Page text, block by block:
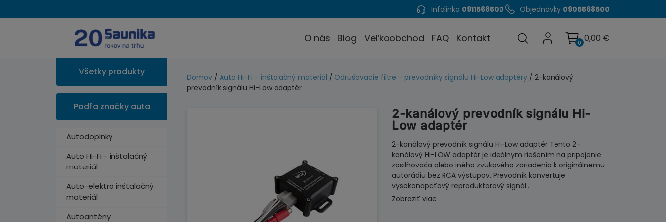
Infolinka 0911568500 Objednávky 0905568500
O nás Blog Veľkoobchod FAQ Kontakt 0 0,00 €
Všetky produkty
Podľa značky auta
Autodoplnky
Auto Hi-Fi - inštalačný
materiál
Auto-elektro inštalačný
materiál
Autoantény
Domov /Auto Hi-Fi - inštalačný materiál / Odrušovacie filtre - prevodníky signálu Hi-Low adaptéry / 2-kanálový
prevodník signálu Hi-Low adaptér
2-kanálový prevodník signálu Hi-
Low adaptér
2-kanálový prevodník signálu Hi-Low adaptér Tento 2-
kanálový Hi-LOW adaptér je ideálnym riešením na pripojenie
zosilňovača alebo iného zvukového zariadenia k originálnemu
autorádiu bez RCA výstupov. Prevodník konvertuje
vysokonapäťový reproduktorový signál…
Zobraziť viac